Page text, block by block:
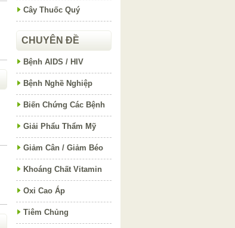
Cây Thuốc Quý
CHUYÊN ĐỀ
Bệnh AIDS / HIV
Bệnh Nghề Nghiệp
Biến Chứng Các Bệnh
Giải Phẩu Thẩm Mỹ
Giảm Cân / Giảm Béo
Khoáng Chất Vitamin
Oxi Cao Áp
Tiêm Chủng